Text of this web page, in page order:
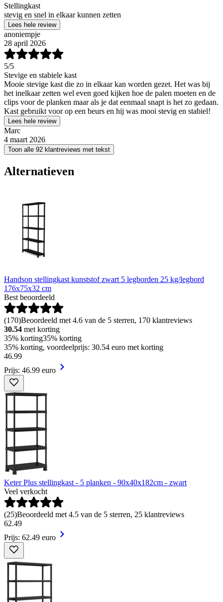
Stellingkast
stevig en snel in elkaar kunnen zetten
Lees hele review
anoniempje
28 april 2026
5/5
Stevige en stabiele kast
Mooie stevige kast die zo in elkaar kan worden gezet. Het was bij
het inelkaar zetten wel even goed kijken hoe de palen moeten en de
clips voor de planken maar als je dat eenmaal snapt is het zo gedaan.
Kast gebruikt voor op een beurs en hij was mooi stevig en stabiel!
Lees hele review
Marc
4 maart 2026
Toon alle 92 klantreviews met tekst
Alternatieven
Handson stellingkast kunststof zwart 5 legborden 25 kg/legbord
176x75x32 cm
Best beoordeeld
(170)Beoordeeld met 4.6 van de 5 sterren, 170 klantreviews
30.54 met korting
35% korting35% korting
35% korting, voordeelprijs: 30.54 euro met korting
46.99
Prijs: 46.99 euro
Keter Plus stellingkast - 5 planken - 90x40x182cm - zwart
Veel verkocht
(25)Beoordeeld met 4.5 van de 5 sterren, 25 klantreviews
62.49
Prijs: 62.49 euro